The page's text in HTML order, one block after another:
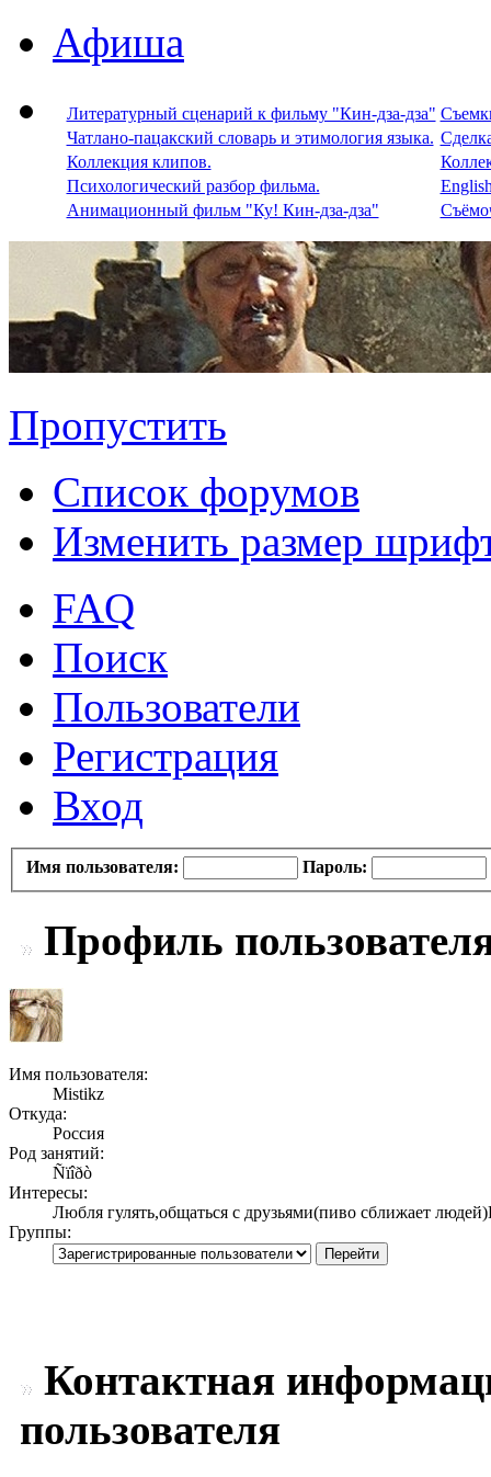
Афиша
Литературный сценарий к фильму "Кин-дза-дза"
Чатлано-пацакский словарь и этимология языка.
Коллекция клипов.
Психологический разбор фильма.
Анимационный фильм "Ку! Кин-дза-дза"
Пропустить
Список форумов
Изменить размер
FAQ
Поиск
Пользователи
Регистрация
Вход
Имя пользователя: Пароль:
Профиль
Имя пользователя:
Мistikz
Откуда:
Россия
Род занятий:
Ñïîðò
Интересы:
Любля гулять,общаться с друзьями(пиво сближает
Группы:
Контактная
пользователя